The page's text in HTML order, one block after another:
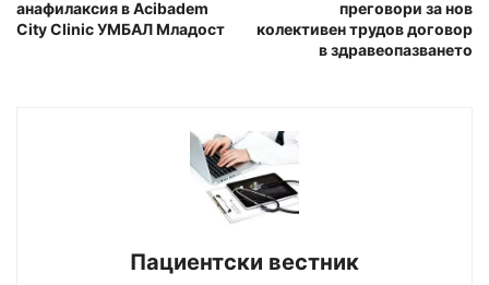
анафилаксия в Acibadem
City Clinic УМБАЛ Младост
преговори за нов
колективен трудов договор
в здравеопазването
Пациентски вестник